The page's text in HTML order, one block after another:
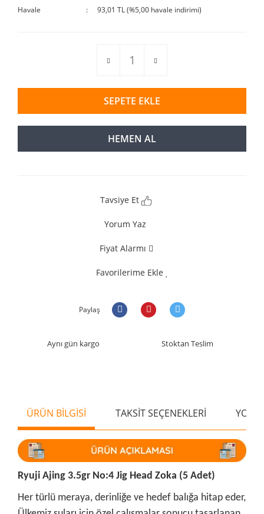
Havale
93,01 TL (%5,00 havale indirimi)
SEPETE EKLE
HEMEN AL
Tavsiye Et
Yorum Yaz
Fiyat Alarmı
Favorilerime Ekle
Paylaş
Aynı gün kargo Stoktan Teslim
ÜRÜN BİLGİSİ TAKSİT SEÇENEKLERİ
Ryuji Ajing 3.5gr No:4 Jig Head Zoka (5 Adet)
Her türlü meraya, derinliğe ve hedef balığa hitap eder,